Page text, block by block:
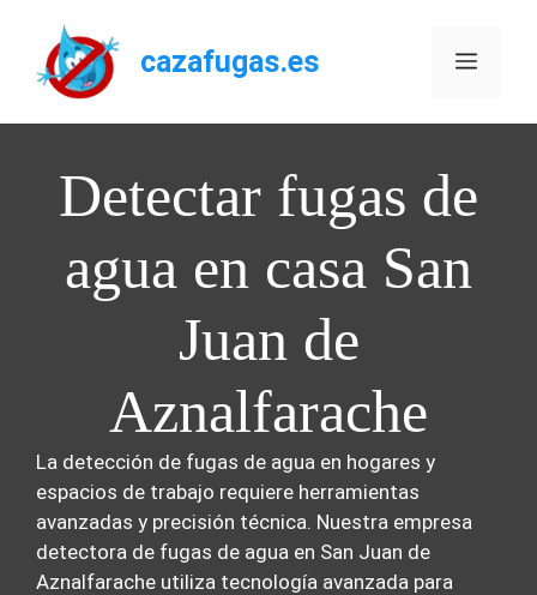
contenido
cazafugas.es Menú
Detectar fugas de
agua en casa San
Juan de
Aznalfarache
La detección de fugas de agua en hogares y
espacios de trabajo requiere herramientas
avanzadas y precisión técnica. Nuestra empresa
detectora de fugas de agua en San Juan de
Aznalfarache utiliza tecnología avanzada para